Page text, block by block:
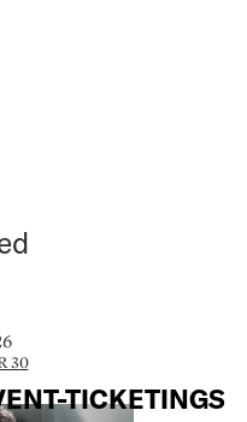
30
TICKETINGS